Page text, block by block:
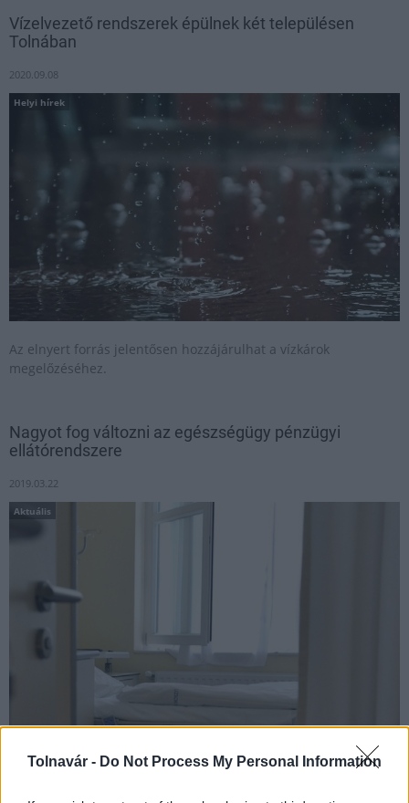
Tolnavár - Do Not Process My Personal Information
Vízelvezető rendszerek épülnek két településen
Tolnában
2020.09.08
Helyi hírek
Az elnyert forrás jelentősen hozzájárulhat a vízkárok
megelőzéséhez.
Nagyot fog változni az egészségügy pénzügyi
ellátórendszere
2019.03.22
Aktuális
Megújulnak az egészségügyi ellátórendszer pénzügyi irányítási